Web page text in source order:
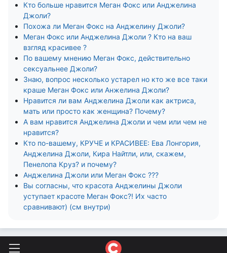
Кто больше нравится Меган Фокс или Анджелина
Джоли?
Похожа ли Меган Фокс на Анджелину Джоли?
Меган Фокс или Анджелина Джоли ? Кто на ваш
взгляд красивее ?
По вашему мнению Меган Фокс, действительно
сексуальнее Джоли?
Знаю, вопрос несколько устарел но кто же все таки
краше Меган Фокс или Анжелина Джоли?
Нравится ли вам Анджелина Джоли как актриса,
мать или просто как женщина? Почему?
А вам нравится Анджелина Джоли и чем или чем не
нравится?
Кто по-вашему, КРУЧЕ и КРАСИВЕЕ: Ева Лонгория,
Анджелина Джоли, Кира Найтли, или, скажем,
Пенелопа Круз? и почему?
Анджелина Джоли или Меган Фокс ???
Вы согласны, что красота Анджелины Джоли
уступает красоте Меган Фокс?! Их часто
сравнивают) (см внутри)